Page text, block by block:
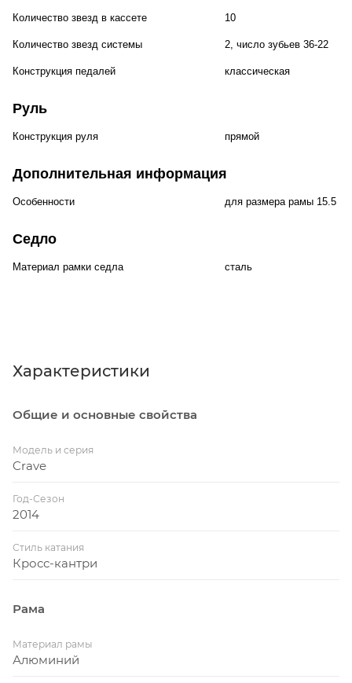
Количество звезд в кассете 10
Количество звезд системы 2, число зубьев 36-22
Конструкция педалей классическая
Руль
Конструкция руля прямой
Дополнительная информация
Особенности для размера рамы 15.5
Седло
Материал рамки седла сталь
Характеристики
Общие и основные свойства
Модель и серия
Crave
Год-Сезон
2014
Стиль катания
Кросс-кантри
Рама
Материал рамы
Алюминий